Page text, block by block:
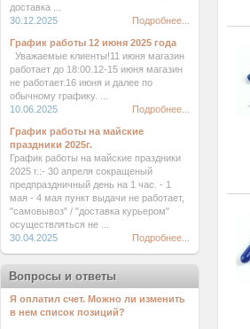
доставка ...
30.12.2025
Подробнее...
График работы 12 июня 2025 года
Уважаемые клиенты!11 июня магазин
работает до 18:00.12-15 июня магазин
не работает.16 июня и далее по
обычному графику. ...
10.06.2025
Подробнее...
График работы на майские
праздники 2025г.
График работы на майские праздники
2025 г.:- 30 апреля сокращеный
предпраздничный день на 1 час. - 1
мая - 4 мая пункт выдачи не работает,
"самовывоз" / "доставка курьером"
осуществляться не ...
30.04.2025
Подробнее...
Вопросы и ответы
Я оплатил счет. Можно ли изменить
в нем список позиций?